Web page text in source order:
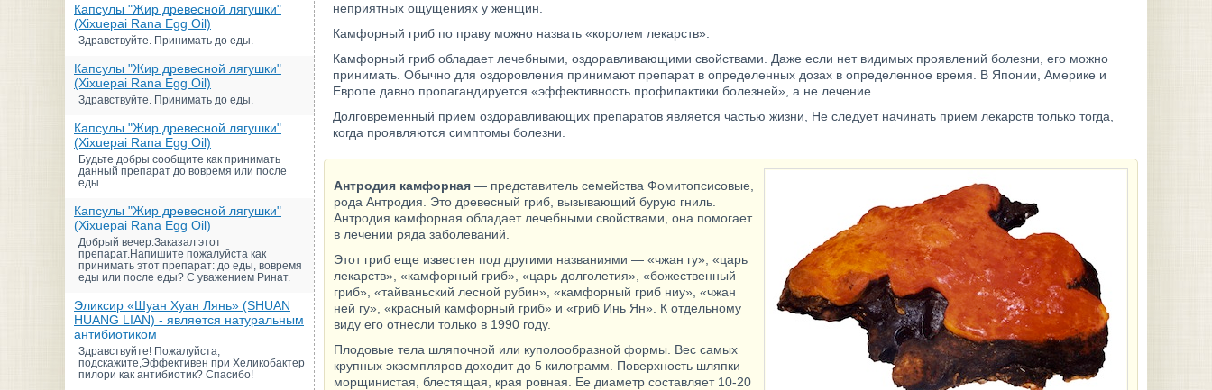
Капсулы "Жир древесной лягушки"
(Xixuepai Rana Egg Oil)
Здравствуйте. Принимать до еды.
Капсулы "Жир древесной лягушки"
(Xixuepai Rana Egg Oil)
Здравствуйте. Принимать до еды.
Капсулы "Жир древесной лягушки"
(Xixuepai Rana Egg Oil)
Будьте добры сообщите как принимать
данный препарат до вовремя или после
еды.
Капсулы "Жир древесной лягушки"
(Xixuepai Rana Egg Oil)
Добрый вечер.Заказал этот
препарат.Напишите пожалуйста как
принимать этот препарат: до еды, вовремя
еды или после еды? С уважением Ринат.
Эликсир «Шуан Хуан Лянь» (SHUAN
HUANG LIAN) - является натуральным
антибиотиком
Здравствуйте! Пожалуйста,
подскажите,Эффективен при Хеликобактер
пилори как антибиотик? Спасибо!
неприятных ощущениях у женщин.
Камфорный гриб по праву можно назвать «королем лекарств».
Камфорный гриб обладает лечебными, оздоравливающими свойствами. Даже если нет видимых проявлений болезни, его можно
принимать. Обычно для оздоровления принимают препарат в определенных дозах в определенное время. В Японии, Америке и
Европе давно пропагандируется «эффективность профилактики болезней», а не лечение.
Долговременный прием оздоравливающих препаратов является частью жизни, Не следует начинать прием лекарств только тогда,
когда проявляются симптомы болезни.
Антродия камфорная — представитель семейства Фомитопсисовые,
рода Антродия. Это древесный гриб, вызывающий бурую гниль.
Антродия камфорная обладает лечебными свойствами, она помогает
в лечении ряда заболеваний.
Этот гриб еще известен под другими названиями — «чжан гу», «царь
лекарств», «камфорный гриб», «царь долголетия», «божественный
гриб», «тайваньский лесной рубин», «камфорный гриб ниу», «чжан
ней гу», «красный камфорный гриб» и «гриб Инь Ян». К отдельному
виду его отнесли только в 1990 году.
Плодовые тела шляпочной или куполообразной формы. Вес самых
крупных экземпляров доходит до 5 килограмм. Поверхность шляпки
морщинистая, блестящая, края ровная. Ее диаметр составляет 10-20